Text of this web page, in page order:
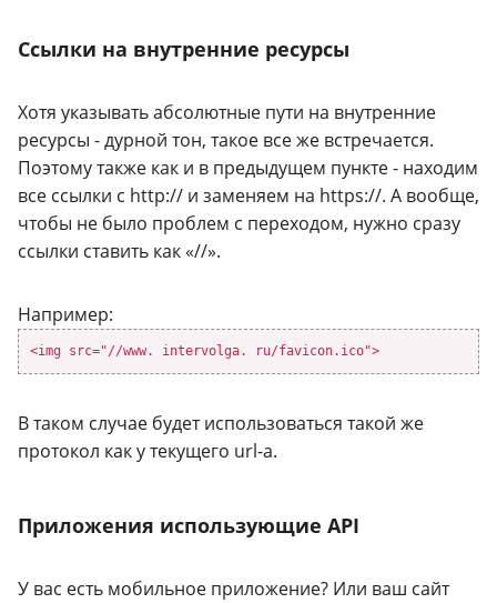
Ссылки на внутренние ресурсы
Хотя указывать абсолютные пути на внутренние
ресурсы - дурной тон, такое все же встречается.
Поэтому также как и в предыдущем пункте - находим
все ссылки с http:// и заменяем на https://. А вообще,
чтобы не было проблем с переходом, нужно сразу
ссылки ставить как «//».
Например:
<img src="//www. intervolga. ru/favicon.ico">
В таком случае будет использоваться такой же
протокол как у текущего url-а.
Приложения использующие API
У вас есть мобильное приложение? Или ваш сайт